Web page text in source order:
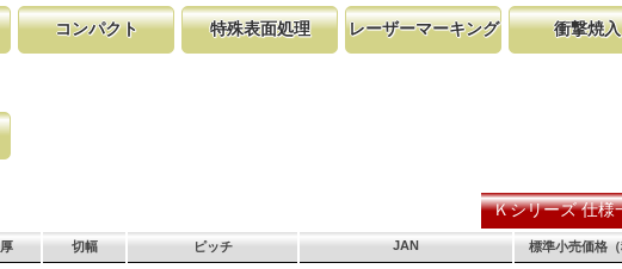
刃品番を明記
コンパクト 特殊表面処理 レーザーマーキング 衝撃焼入
Ｋシリーズ 仕様
切幅 ピッチ JAN 標準小売価格（